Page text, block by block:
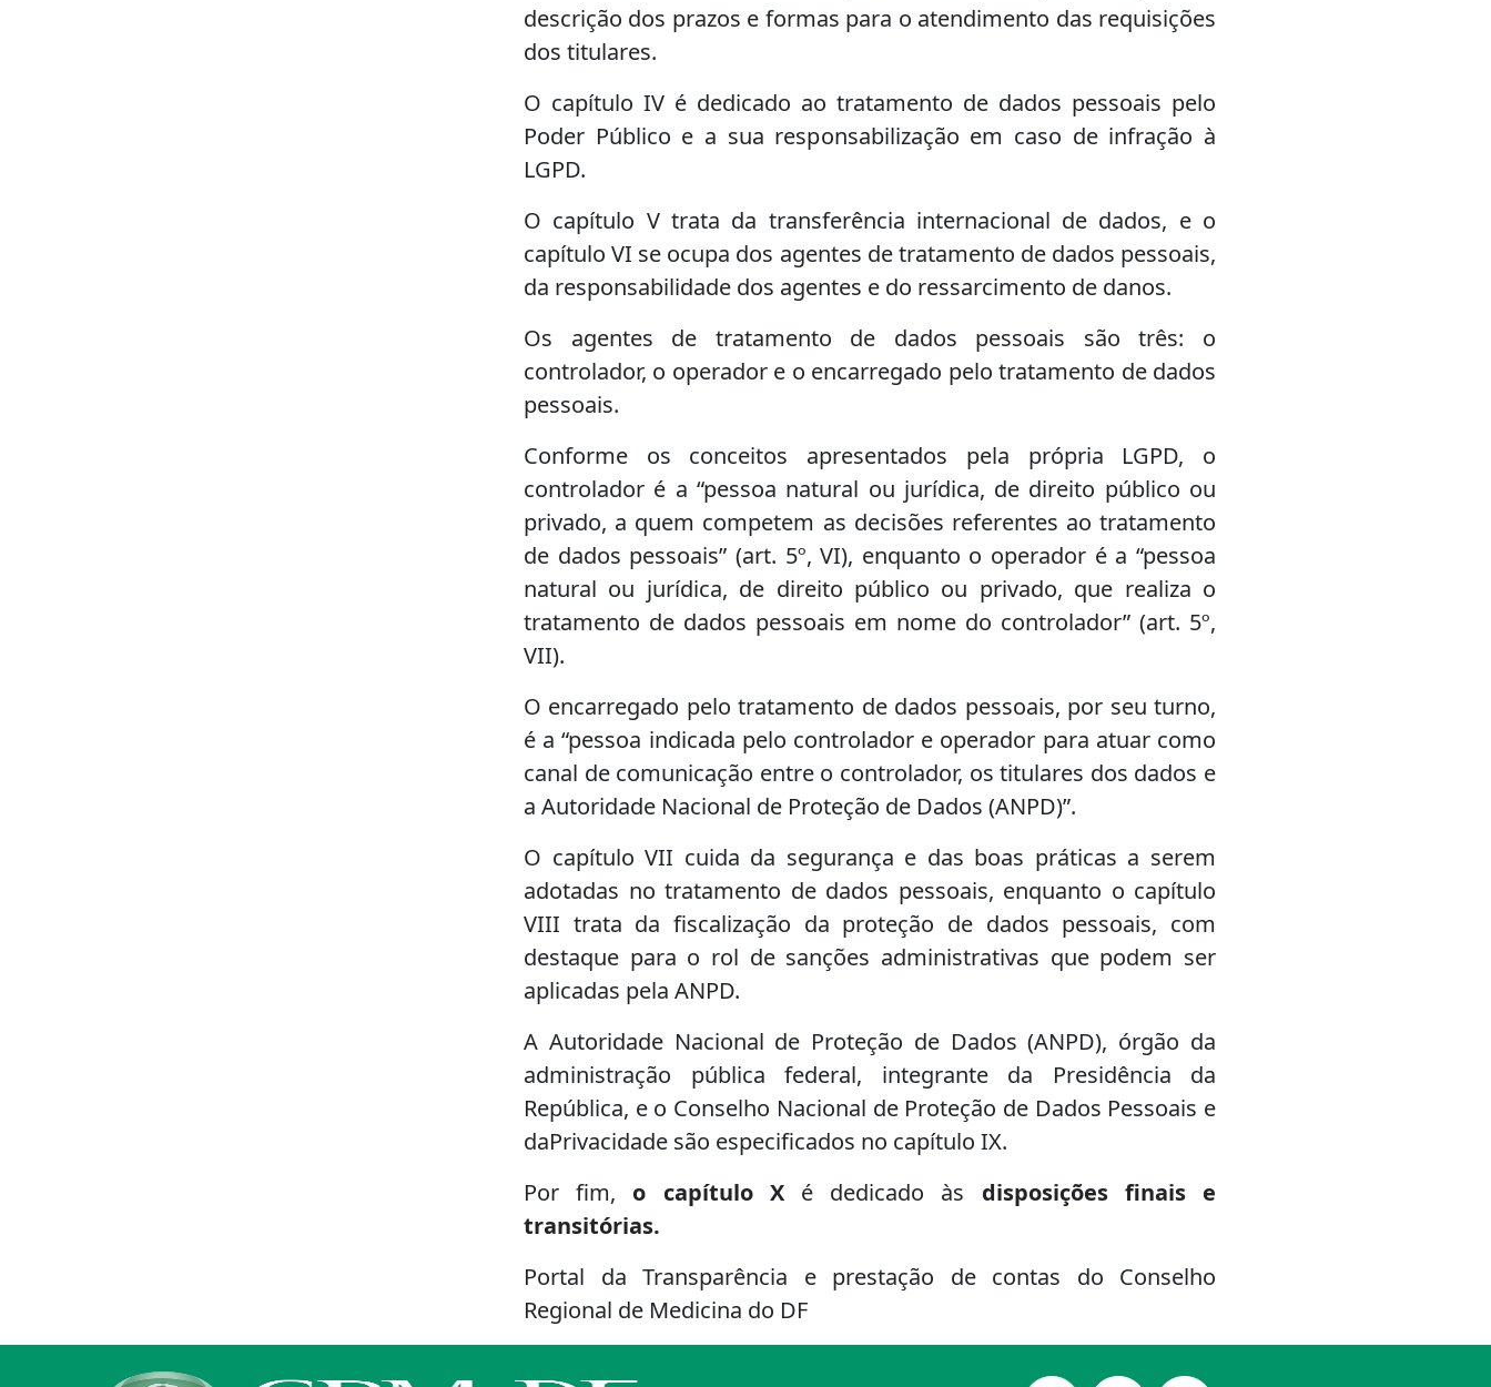
descrição dos prazos e formas para o atendimento das requisições
dos titulares.
O capítulo IV é dedicado ao tratamento de dados pessoais pelo
Poder Público e a sua responsabilização em caso de infração à
LGPD.
O capítulo V trata da transferência internacional de dados, e o
capítulo VI se ocupa dos agentes de tratamento de dados pessoais,
da responsabilidade dos agentes e do ressarcimento de danos.
Os agentes de tratamento de dados pessoais são três: o
controlador, o operador e o encarregado pelo tratamento de dados
pessoais.
Conforme os conceitos apresentados pela própria LGPD, o
controlador é a “pessoa natural ou jurídica, de direito público ou
privado, a quem competem as decisões referentes ao tratamento
de dados pessoais” (art. 5º, VI), enquanto o operador é a “pessoa
natural ou jurídica, de direito público ou privado, que realiza o
tratamento de dados pessoais em nome do controlador” (art. 5º,
VII).
O encarregado pelo tratamento de dados pessoais, por seu turno,
é a “pessoa indicada pelo controlador e operador para atuar como
canal de comunicação entre o controlador, os titulares dos dados e
a Autoridade Nacional de Proteção de Dados (ANPD)”.
O capítulo VII cuida da segurança e das boas práticas a serem
adotadas no tratamento de dados pessoais, enquanto o capítulo
VIII trata da fiscalização da proteção de dados pessoais, com
destaque para o rol de sanções administrativas que podem ser
aplicadas pela ANPD.
A Autoridade Nacional de Proteção de Dados (ANPD), órgão da
administração pública federal, integrante da Presidência da
República, e o Conselho Nacional de Proteção de Dados Pessoais e
daPrivacidade são especificados no capítulo IX.
Por fim, o capítulo Xé dedicado às disposições finais e
transitórias.
Portal da Transparência e prestação de contas do Conselho
Regional de Medicina do DF